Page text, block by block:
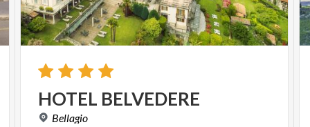
HOTEL BELVEDERE
Bellagio